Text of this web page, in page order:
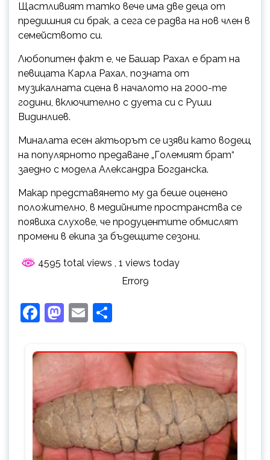
Щастливият татко вече има две деца от
предишния си брак, а сега се радва на нов член в
семейството си.
Любопитен факт е, че Башар Рахал е брат на
певицата Карла Рахал, позната от
музикалната сцена в началото на 2000-те
години, включително с дуета си с Руши
Видинлиев.
Миналата есен актьорът се изяви като водещ
на популярното предаване „Големият брат“
заедно с модела Александра Богданска.
Макар представянето му да беше оценено
положително, в медийните пространства се
появиха слухове, че продуцентите обмислят
промени в екипа за бъдещите сезони.
4595 total views , 1 views today
Error9
Facebook
Mastodon
Email